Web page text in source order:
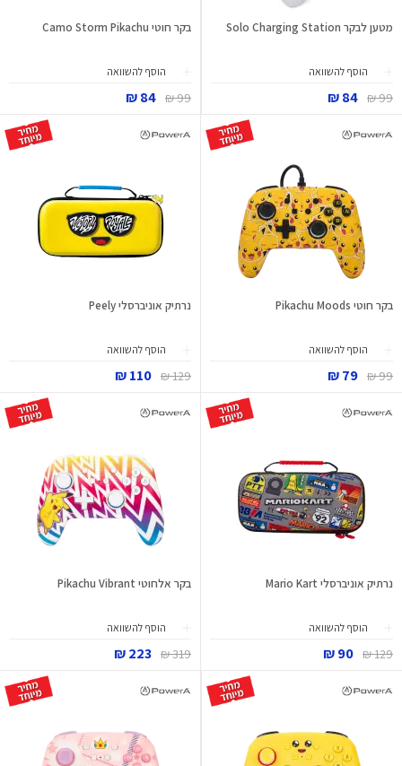
מטען לבקר Solo Charging Station
הוסף להשוואה
99 ₪
84 ₪
בקר חוטי Camo Storm Pikachu
הוסף להשוואה
99 ₪
84 ₪
בקר חוטי Pikachu Moods
הוסף להשוואה
99 ₪
79 ₪
נרתיק אוניברסלי Peely
הוסף להשוואה
129 ₪
110 ₪
נרתיק אוניברסלי Mario Kart
הוסף להשוואה
129 ₪
90 ₪
בקר אלחוטי Pikachu Vibrant
הוסף להשוואה
319 ₪
223 ₪